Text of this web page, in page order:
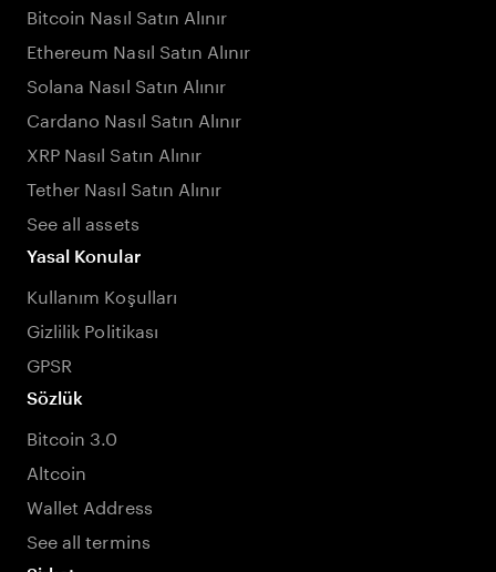
Bitcoin Nasıl Satın Alınır
Ethereum Nasıl Satın Alınır
Solana Nasıl Satın Alınır
Cardano Nasıl Satın Alınır
XRP Nasıl Satın Alınır
Tether Nasıl Satın Alınır
See all assets
Yasal Konular
Kullanım Koşulları
Gizlilik Politikası
GPSR
Sözlük
Bitcoin 3.0
Altcoin
Wallet Address
See all termins